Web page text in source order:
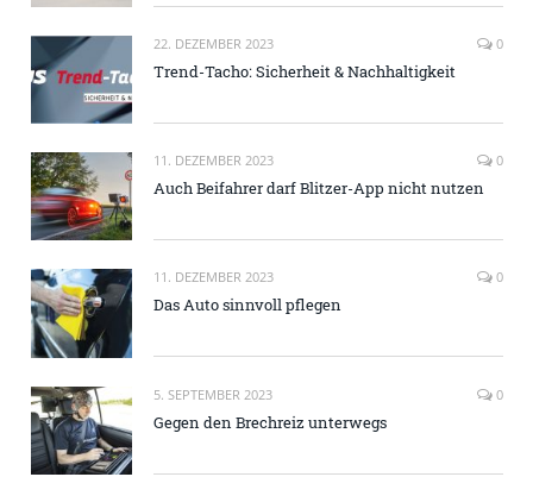
22. DEZEMBER 2023 0
Trend-Tacho: Sicherheit & Nachhaltigkeit
11. DEZEMBER 2023 0
Auch Beifahrer darf Blitzer-App nicht nutzen
11. DEZEMBER 2023 0
Das Auto sinnvoll pflegen
5. SEPTEMBER 2023 0
Gegen den Brechreiz unterwegs